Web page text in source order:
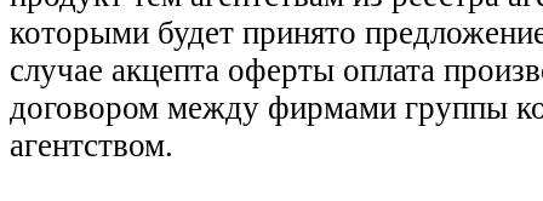
которыми будет принято
случае акцепта оферты оплата
договором между фирмами группы
агентством.